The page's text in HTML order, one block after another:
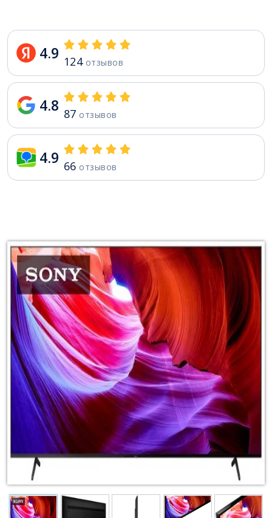
4.9 124отзывов
4.8 87 отзывов
4.9 66 отзывов